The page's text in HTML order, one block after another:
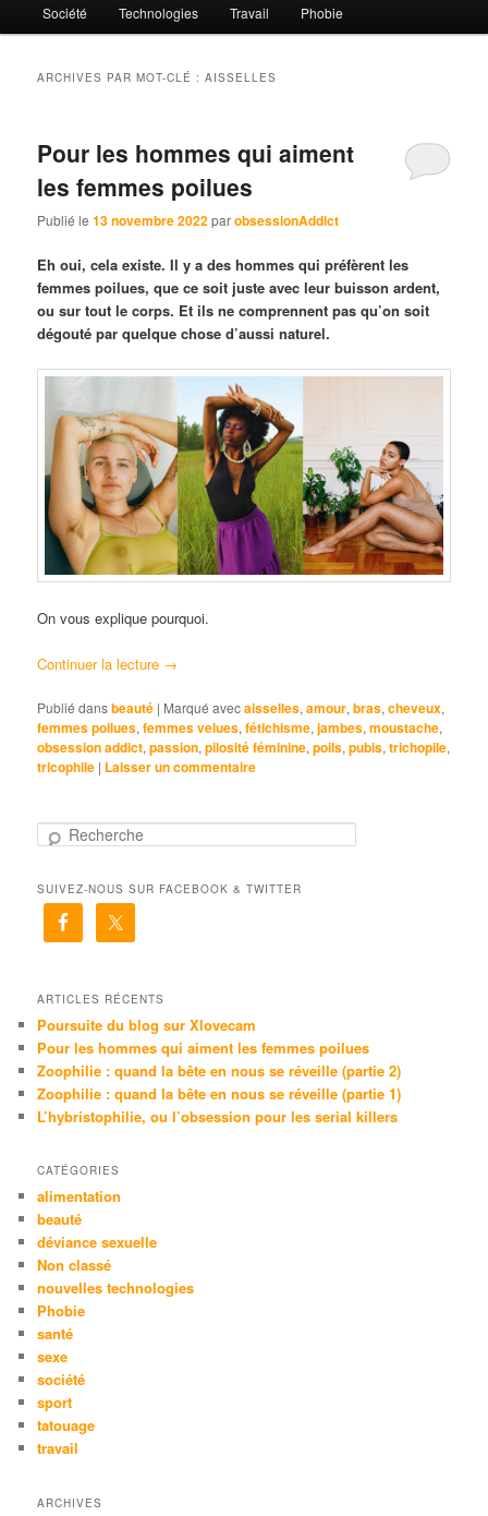
Société Technologies Travail Phobie
ARCHIVES PAR MOT-CLÉ :AISSELLES
Pour les hommes qui aiment
les femmes poilues
Publié le13 novembre 2022parobsessionAddict
Eh oui, cela existe. Il y a des hommes qui préfèrent les
femmes poilues, que ce soit juste avec leur buisson ardent,
ou sur tout le corps. Et ils ne comprennent pas qu’on soit
dégouté par quelque chose d’aussi naturel.
On vous explique pourquoi.
Continuer la lecture →
Publié dansbeauté | Marqué avecaisselles,amour,bras,cheveux,
femmes poilues,femmes velues,fétichisme,jambes,moustache,
obsession addict,passion,pilosité féminine,poils,pubis,trichopile,
tricophile | Laisser un commentaire
h
e
SUIVEZ-NOUS SUR FACEBOOK & TWITTER
ARTICLES RÉCENTS
Poursuite du blog sur Xlovecam
Pour les hommes qui aiment les femmes poilues
Zoophilie : quand la bête en nous se réveille (partie 2)
Zoophilie : quand la bête en nous se réveille (partie 1)
L’hybristophilie, ou l’obsession pour les serial killers
CATÉGORIES
alimentation
beauté
déviance sexuelle
Non classé
nouvelles technologies
Phobie
santé
sexe
société
sport
tatouage
travail
ARCHIVES